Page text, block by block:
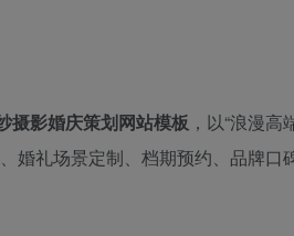
摄影婚庆策划网站模板 ，以“浪漫高
婚礼场景定制、档期预约、品牌口